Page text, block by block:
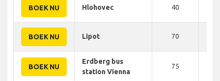
BOEK NU Hlohovec 40
BOEK NU Lipot 70
BOEK NU
Erdberg bus
station Vienna
75